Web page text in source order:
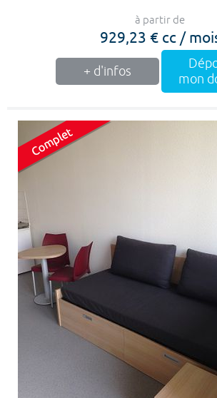
à partir de
929,23 € cc /
+ d'infos
mon